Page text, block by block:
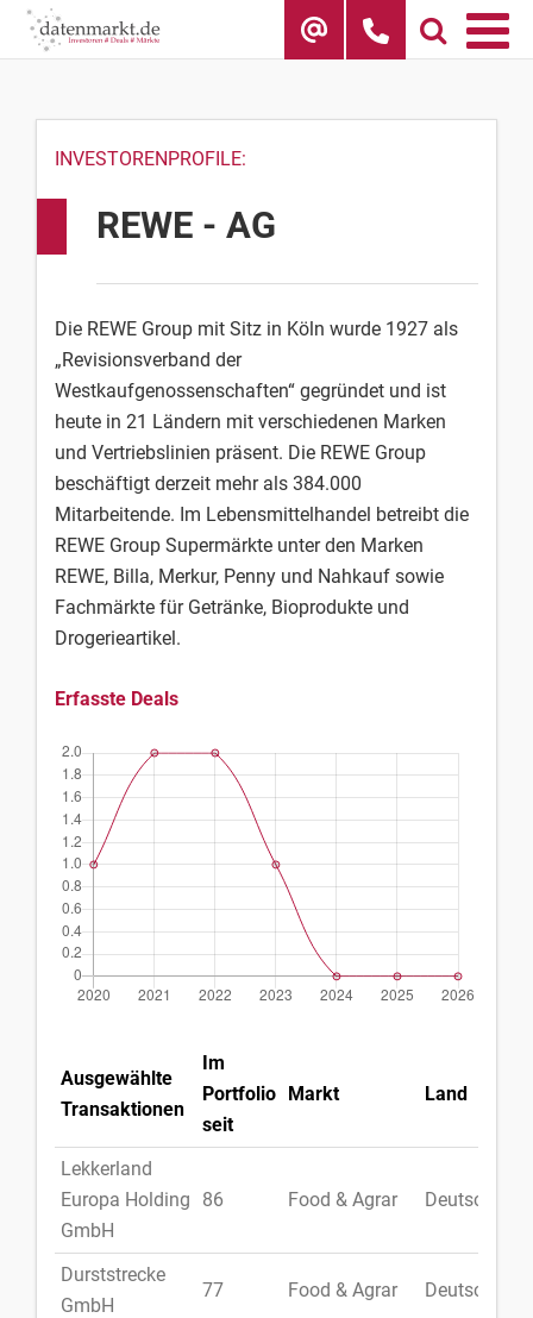
Skip
INVESTORENPROFILE:
REWE - AG
Die REWE Group mit Sitz in Köln wurde 1927 als
„Revisionsverband der
Westkaufgenossenschaften“ gegründet und ist
heute in 21 Ländern mit verschiedenen Marken
und Vertriebslinien präsent. Die REWE Group
beschäftigt derzeit mehr als 384.000
Mitarbeitende. Im Lebensmittelhandel betreibt die
REWE Group Supermärkte unter den Marken
REWE, Billa, Merkur, Penny und Nahkauf sowie
Fachmärkte für Getränke, Bioprodukte und
Drogerieartikel.
Erfasste Deals
Ausgewählte
Transaktionen
Im
Portfolio
seit
Markt Land
Lekkerland
Europa Holding
GmbH
86 Food & Agrar Deutschland
Durststrecke
GmbH
77 Food & Agrar Deutschland